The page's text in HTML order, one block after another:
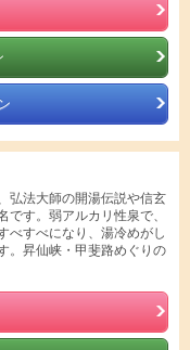
弘法大師の開湯伝説や信玄
です。弱アルカリ性泉で、
べすべになり、湯冷めがし
。昇仙峡・甲斐路めぐりの